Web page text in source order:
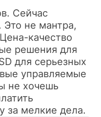
Сейчас
Это не мантра,
качество
решения для
для серьезных
управляемые
не хочешь
за мелкие дела.